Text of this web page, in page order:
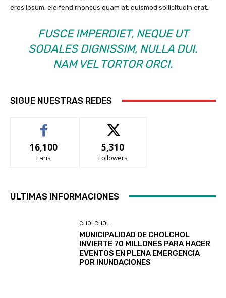
eros ipsum, eleifend rhoncus quam at, euismod sollicitudin erat.
FUSCE IMPERDIET, NEQUE UT
SODALES DIGNISSIM, NULLA DUI.
NAM VEL TORTOR ORCI.
SIGUE NUESTRAS REDES
16,100
Fans
5,310
Followers
ULTIMAS INFORMACIONES
CHOLCHOL
MUNICIPALIDAD DE CHOLCHOL
INVIERTE 70 MILLONES PARA HACER
EVENTOS EN PLENA EMERGENCIA
POR INUNDACIONES